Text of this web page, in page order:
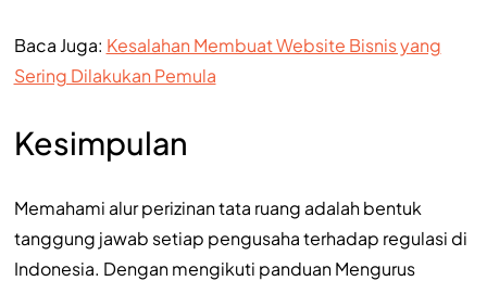
Baca Juga: Kesalahan Membuat Website Bisnis yang
Sering Dilakukan Pemula
Kesimpulan
Memahami alur perizinan tata ruang adalah bentuk
tanggung jawab setiap pengusaha terhadap regulasi di
Indonesia. Dengan mengikuti panduan Mengurus